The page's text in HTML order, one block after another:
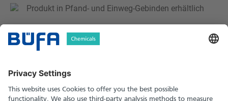
Produkt in Pfand- und Einweg-Gebinden erhältlich
Technische Merkmale
Sicherheitshinweise